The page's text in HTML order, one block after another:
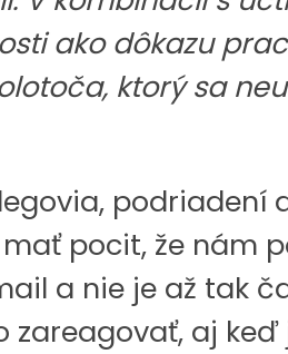
ako dôkazu
ktorý sa
podriadení
pocit, že nám
a nie je až tak
zareagovať, aj keď